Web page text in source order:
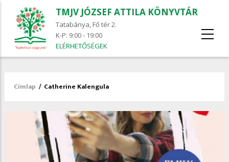
TMJV JÓZSEF ATTILA KÖNYVTÁR
Tatabánya, Fő tér 2.
K-P: 9:00 - 19:00
ELÉRHETŐSÉGEK
Morzsa
Címlap / Catherine Kalengula